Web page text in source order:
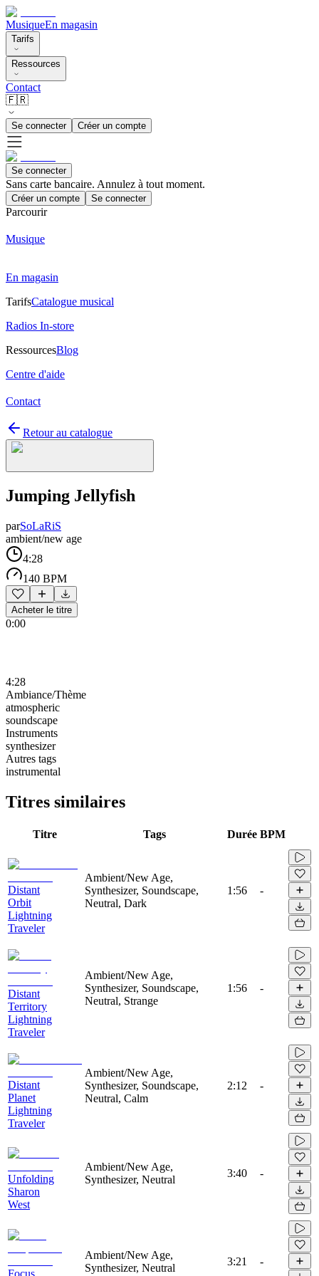
MusiqueEn magasin
Tarifs
Ressources
Contact
🇫🇷
Se connecter Créer un compte
Se connecter
Sans carte bancaire. Annulez à tout moment.
Créer un compte Se connecter
Parcourir
Musique
En magasin
TarifsCatalogue musical
Radios In-store
RessourcesBlog
Centre d'aide
Contact
Retour au catalogue
Jumping Jellyfish
parSoLaRiS
ambient/new age
4:28
140 BPM
Acheter le titre
0:00
4:28
Ambiance/Thème
atmospheric
soundscape
Instruments
synthesizer
Autres tags
instrumental
Titres similaires
Titre Tags Durée BPM
Distant
Orbit
Lightning
Traveler
Ambient/New Age,
Synthesizer, Soundscape,
Neutral, Dark
1:56 -
Distant
Territory
Lightning
Traveler
Ambient/New Age,
Synthesizer, Soundscape,
Neutral, Strange
1:56 -
Distant
Planet
Lightning
Traveler
Ambient/New Age,
Synthesizer, Soundscape,
Neutral, Calm
2:12 -
Unfolding
Sharon
West
Ambient/New Age,
Synthesizer, Neutral
3:40 -
Focus
Ambient/New Age,
Synthesizer, Neutral
3:21 -